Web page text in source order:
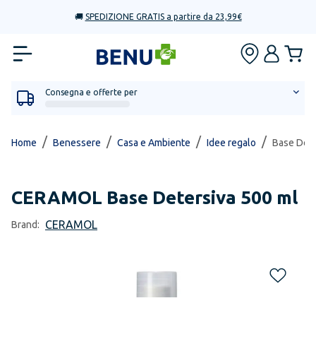
🚚 SPEDIZIONE GRATIS a partire da 23,99€
Consegna e offerte per
Home / Benessere / Casa e Ambiente / Idee regalo / Base
CERAMOL Base Detersiva 500 ml
Brand: CERAMOL